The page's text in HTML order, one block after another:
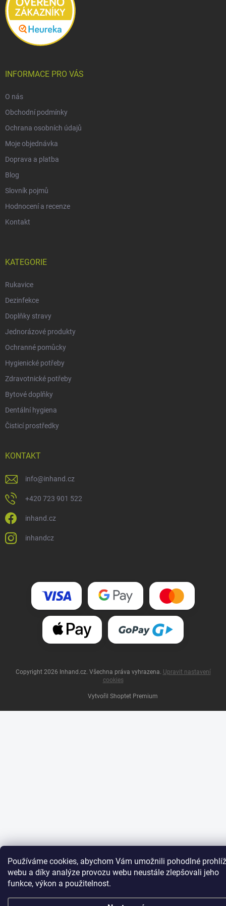
Používáme cookies, abychom Vám umožnili pohodlné
webu a díky analýze provozu webu neustále zlepšovali jeho
funkce, výkon a použitelnost.
INFORMACE PRO VÁS
O nás
Obchodní podmínky
Ochrana osobních údajů
Moje objednávka
Doprava a platba
Blog
Slovník pojmů
Hodnocení a recenze
Kontakt
KATEGORIE
Rukavice
Dezinfekce
Doplňky stravy
Jednorázové produkty
Ochranné pomůcky
Hygienické potřeby
Zdravotnické potřeby
Bytové doplňky
Dentální hygiena
Čisticí prostředky
KONTAKT
info@inhand.cz
+420 723 901 522
inhand.cz
inhandcz
Vytvořil Shoptet Premium
Copyright 2026 Inhand.cz. Všechna práva vyhrazena. Upravit nastavení
cookies